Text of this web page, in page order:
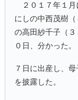
２０１７年１月
にしの中西茂樹
の高田紗千子（
０日、分かった。
７日に出産し、
を披露した。